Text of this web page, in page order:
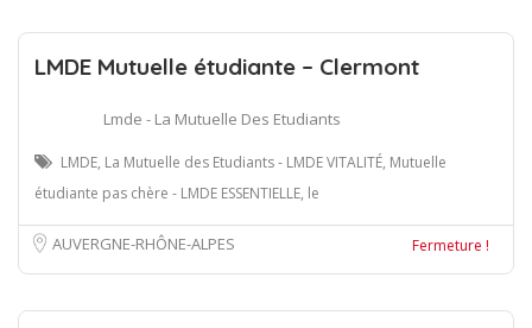
LMDE Mutuelle étudiante – Clermont
Lmde - La Mutuelle Des Etudiants
LMDE, La Mutuelle des Etudiants - LMDE VITALITÉ, Mutuelle
étudiante pas chère - LMDE ESSENTIELLE, le
AUVERGNE-RHÔNE-ALPES Fermeture !